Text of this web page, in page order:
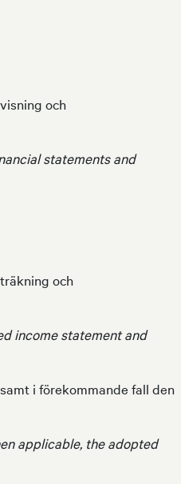
och
statements and
och
income statement and
i förekommande fall den
applicable, the adopted